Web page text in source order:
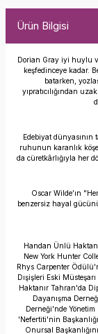
Ürün Bilgisi
Dorian Gray iyi huylu
keşfedinceye kadar.
batarken,
yıpratıcılığından
Edebiyat dünyasının
ruhunun karanlık
da cüretkârlığıyla her
Oscar Wilde’ın
benzersiz hayal
Handan Ünlü
New York Hunter
Rhys Carpenter
Dışişleri Eski
Haktanır Tahran'da
Dayanışma
Derneği'nde
'Nefertiti'nin
Onursal